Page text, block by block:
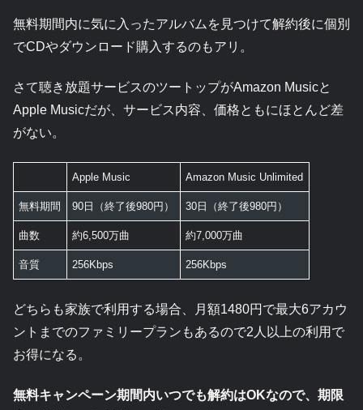
無料期間内に気に入ったアルバムを見つけて解約後に個別
でCDやダウンロード購入するのもアリ。
さて聴き放題サービスのツートップがAmazon Musicと
Apple Musicだが、サービス内容、価格ともにほとんど差
がない。
Apple Music Amazon Music Unlimited
無料期間 90日（終了後980円） 30日（終了後980円）
曲数 約6,500万曲 約7,000万曲
音質 256Kbps 256Kbps
どちらも家族で利用する場合、月額1480円で最大6アカウ
ントまでのファミリープランもあるので2人以上の利用で
お得になる。
無料キャンペーン期間内いつでも解約はOKなので、期限